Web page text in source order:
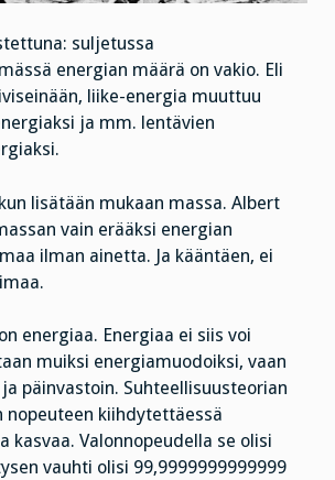
suljetussa
energian määrä on vakio. Eli
liike-energia muuttuu
ja mm. lentävien
lisätään mukaan massa. Albert
vain erääksi energian
ilman ainetta. Ja kääntäen, ei
energiaa. Energiaa ei siis voi
muiksi energiamuodoiksi, vaan
päinvastoin. Suhteellisuusteorian
nopeuteen kiihdytettäessä
kasvaa. Valonnopeudella se olisi
vauhti olisi 99,9999999999999